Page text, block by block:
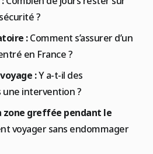
?
:Comment s’assurer d’un
en France ?
:Y a-t-il des
intervention ?
zone greffée pendant le
voyager sans endommager